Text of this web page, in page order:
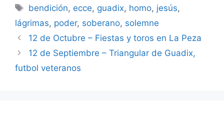
Etiquetas
bendición, ecce, guadix, homo, jesús,
lágrimas, poder, soberano, solemne
12 de Octubre – Fiestas y toros en La Peza
12 de Septiembre – Triangular de Guadix,
futbol veteranos